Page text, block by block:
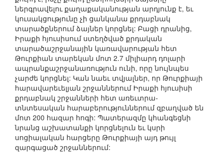
ներգրավելու քաղաքականության արդյունք է, եւ
կուսակցությունը չի ցանկանա քրդաբնակ
տարածքներում ձայներ կորցնել: Բացի դրանից,
Իրաքի հյուսիսում ստեղծված քրդական
տարածաշրջանային կառավարության հետ
Թուրքիան տարեկան մոտ 2.7 միլիարդ դոլարի
ապրանքաշրջանառություն ունի, որը նույնպես
չարժե կորցնել: Կան նաեւ տվյալներ, որ Թուրքիայի
հարավարեւելյան շրջաններում Իրաքի հյուսիսի
քրդաբնակ շրջանների հետ առեւտրա-
տնտեսական հարաբերություններում զբաղված են
մոտ 200 հազար հոգի: Պատերազմը կհանգեցնի
նրանց աշխատանքի կորցնելուն եւ կսրի
սոցիալական հարցերը Թուրքիայի այդ թույլ
զարգացած շրջաններում: